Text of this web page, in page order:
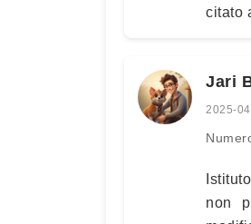
citato
Jari
2025-
non